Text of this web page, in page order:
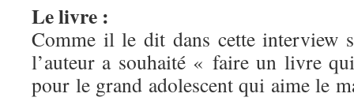
Le livre :
Comme il le dit dans cette
l’auteur a souhaité « faire un livre
pour le grand adolescent qui aime le